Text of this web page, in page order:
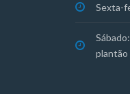
Sexta-
plantão